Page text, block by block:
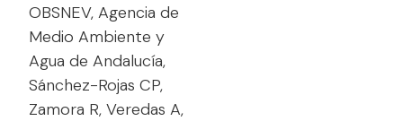
OBSNEV, Agencia de
Medio Ambiente y
Agua de Andalucía,
Sánchez-Rojas CP,
Zamora R, Veredas A,